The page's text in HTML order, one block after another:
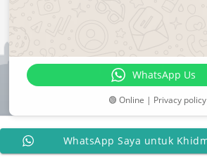
WhatsApp Us
🟢 Online | Privacy policy
WhatsApp Saya untuk